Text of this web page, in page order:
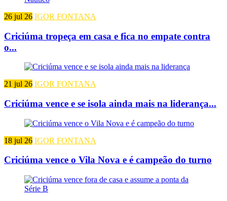
26 jul 26 IGOR FONTANA
Criciúma tropeça em casa e fica no empate contra
o...
21 jul 26 IGOR FONTANA
Criciúma vence e se isola ainda mais na liderança...
18 jul 26 IGOR FONTANA
Criciúma vence o Vila Nova e é campeão do turno